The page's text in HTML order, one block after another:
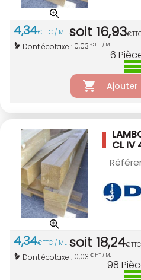
4,34€TTC / ML soit16,93€
Dont écotaxe : 0,03 € HT / ML
6
Ajouter
CL IV
4,34€TTC / ML soit18,24€
Dont écotaxe : 0,03 € HT / ML
98